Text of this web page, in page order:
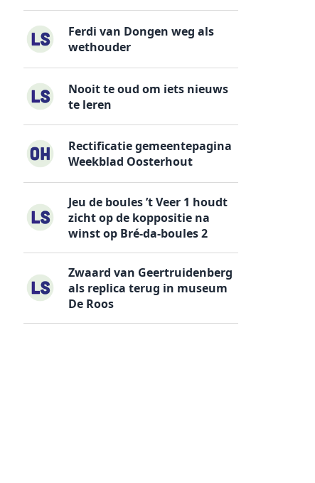
Ferdi van Dongen weg als
wethouder
Nooit te oud om iets nieuws
te leren
Rectificatie gemeentepagina
Weekblad Oosterhout
Jeu de boules ’t Veer 1 houdt
zicht op de koppositie na
winst op Bré-da-boules 2
Zwaard van Geertruidenberg
als replica terug in museum
De Roos